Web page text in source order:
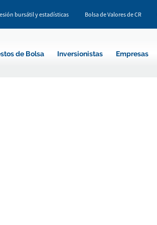
bursátil y estadísticas Bolsa de Valores de CR
de Bolsa Inversionistas Empresas